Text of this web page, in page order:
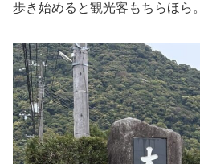
歩き始めると観光客もちらほら。